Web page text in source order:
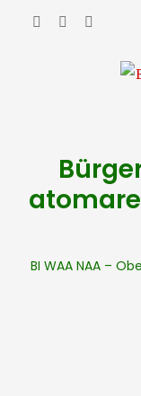
BI WAA NAA –